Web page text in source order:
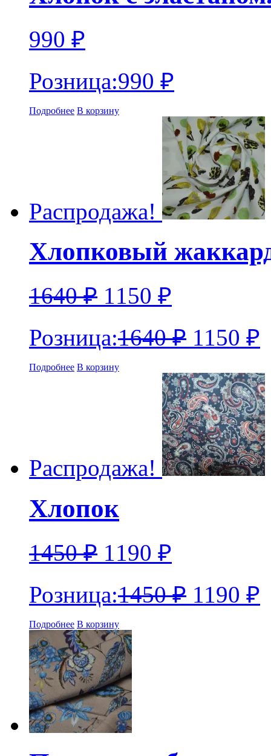
990 ₽
Розница:990 ₽
Подробнее В корзину
Распродажа!
Хлопковый
1640₽ 1150 ₽
Розница:1640₽ 1150 ₽
Подробнее В корзину
Распродажа!
Хлопок
1450₽ 1190 ₽
Розница:1450₽ 1190 ₽
Подробнее В корзину